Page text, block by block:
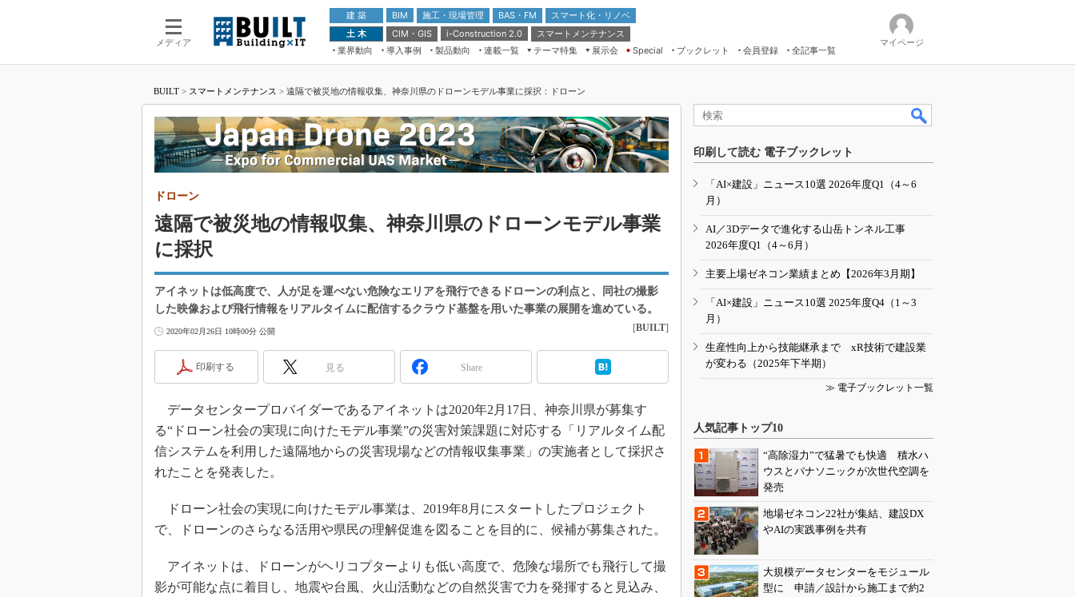
メディア
建 築 BIM 施工・現場管理 BAS・FM
スマート化・リノベ
土 木
CIM・GIS i-Construction 2.0
スマートメンテナンス
業界動向
導入事例 製品動向 連載一覧
テーマ特集
ドローンがもたらす建設業界の“ゲー
ムチェンジ” Ver.2.0
脱3Kから新3Kへ導く建設×IT
“Society5.0”時代のスマートビル
展示会
第8回 国際 建設・測量展
（CSPI2026）
第10回 JAPAN BUILD TOKYO－建
築・土木・不動産の先端技術展－
2020
2019
IGAS2018
Special ブックレット 会員登録 全記事一覧
マイページ
BUILT > スマートメンテナンス > 遠隔で被災地の情報収集、神奈川県のドローンモデル事業に採択：ドローン
遠隔で被災地の情報収集、神奈川県のドローンモデル事業
に採択
ドローン
アイネットは低高度で、人が足を運べない危険なエリアを飛行できるドローンの利点と、同社の撮影
した映像および飛行情報をリアルタイムに配信するクラウド基盤を用いた事業の展開を進めている。
2020年02月26日 10時00分 公開 [BUILT]
印刷する 見る Share
データセンタープロバイダーであるアイネットは2020年2月17日、神奈川県が募集す
る“ドローン社会の実現に向けたモデル事業”の災害対策課題に対応する「リアルタイム配
信システムを利用した遠隔地からの災害現場などの情報収集事業」の実施者として採択さ
れたことを発表した。
ドローン社会の実現に向けたモデル事業は、2019年8月にスタートしたプロジェクト
で、ドローンのさらなる活用や県民の理解促進を図ることを目的に、候補が募集された。
アイネットは、ドローンがヘリコプターよりも低い高度で、危険な場所でも飛行して撮
影が可能な点に着目し、地震や台風、火山活動などの自然災害で力を発揮すると見込み、
印刷して読む 電子ブックレット
「AI×建設」ニュース10選 2026年度Q1（4～6
月）
AI／3Dデータで進化する山岳トンネル工事
2026年度Q1（4～6月）
主要上場ゼネコン業績まとめ【2026年3月期】
「AI×建設」ニュース10選 2025年度Q4（1～3
月）
生産性向上から技能継承まで xR技術で建設業
が変わる（2025年下半期）
≫ 電子ブックレット一覧
人気記事トップ10
“高除湿力”で猛暑でも快適 積水ハ
ウスとパナソニックが次世代空調を
発売
地場ゼネコン22社が集結、建設DX
やAIの実践事例を共有
大規模データセンターをモジュール
型に 申請／設計から施工まで約2